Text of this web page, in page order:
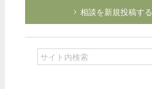
相談を新規投稿する